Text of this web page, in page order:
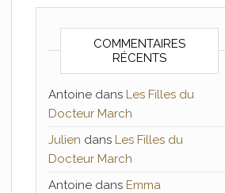
COMMENTAIRES
RÉCENTS
Antoinedans Les Filles du
Docteur March
Julien dans Les Filles du
Docteur March
Antoinedans Emma